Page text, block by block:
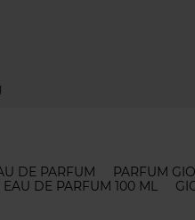
DE PARFUM
PARFUM
DE PARFUM 100 ML